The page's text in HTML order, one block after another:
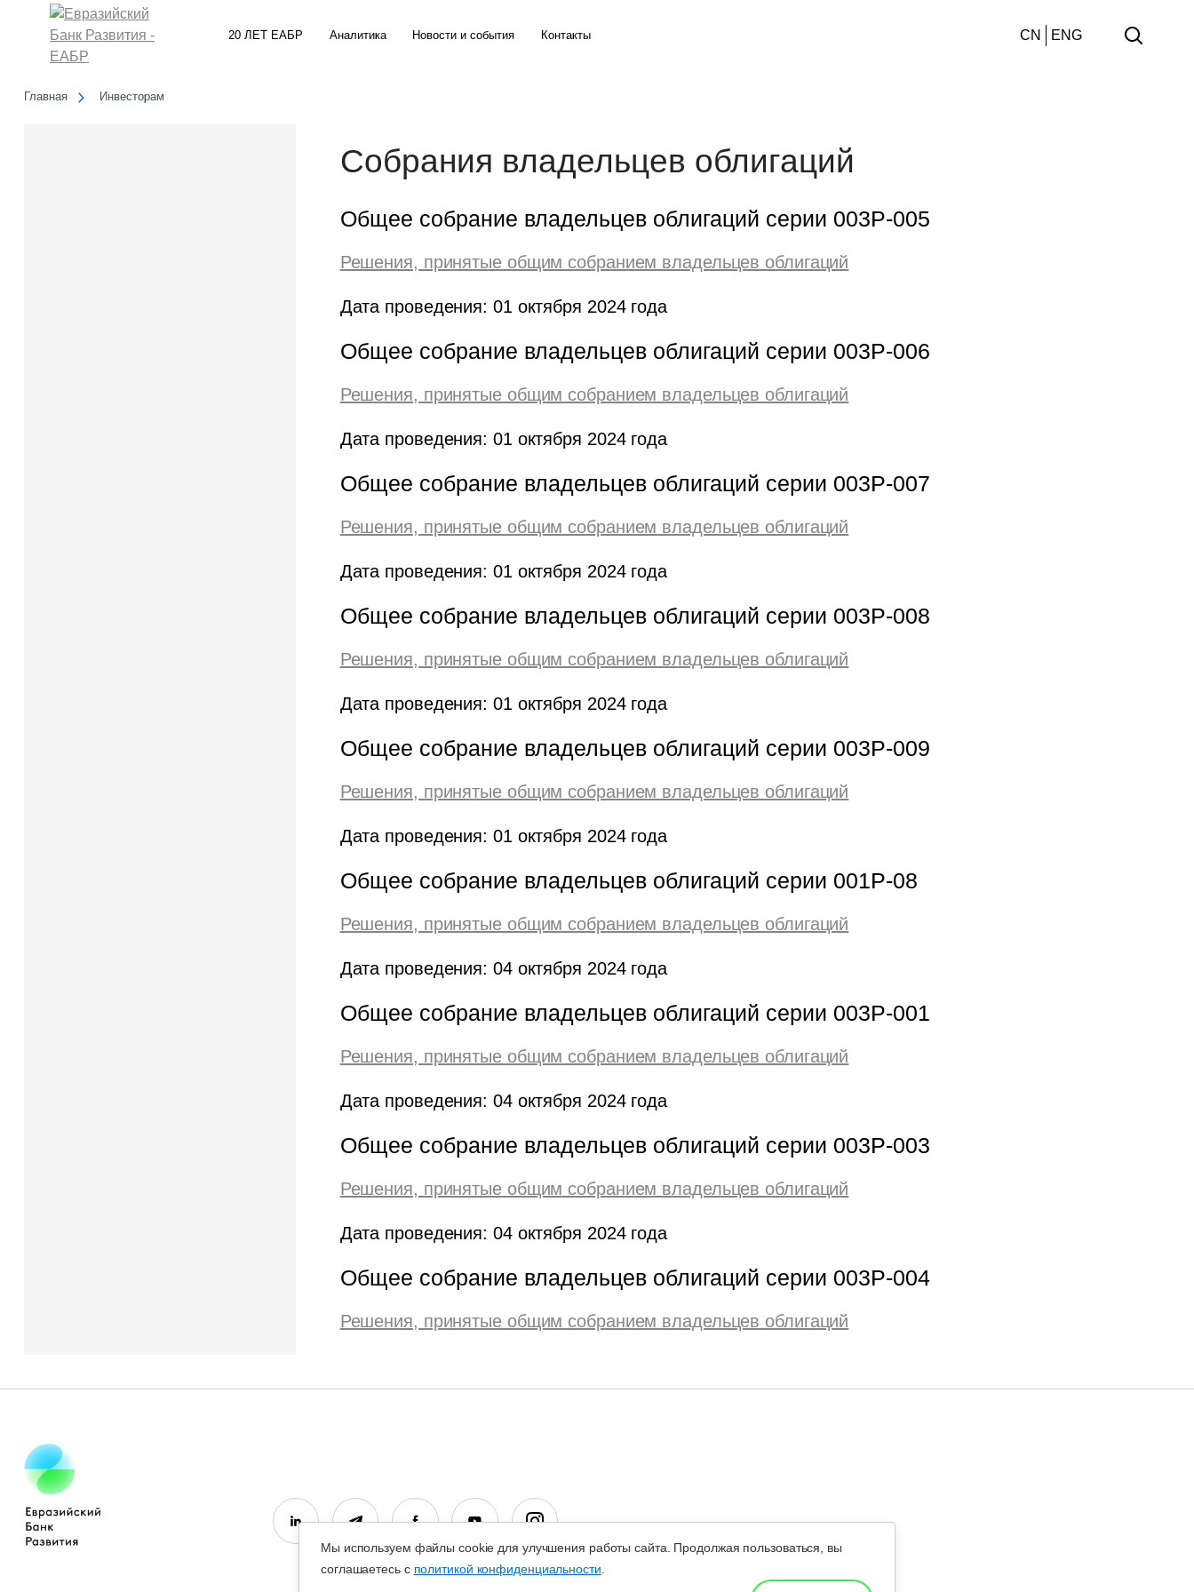
20 ЛЕТ ЕАБР Аналитика Новости и события Контакты CN ENG
Главная Инвесторам
Собрания владельцев облигаций
Общее собрание владельцев облигаций серии 003Р-005
Решения, принятые общим собранием владельцев облигаций
Дата проведения: 01 октября 2024 года
Общее собрание владельцев облигаций серии 003Р-006
Решения, принятые общим собранием владельцев облигаций
Дата проведения: 01 октября 2024 года
Общее собрание владельцев облигаций серии 003Р-007
Решения, принятые общим собранием владельцев облигаций
Дата проведения: 01 октября 2024 года
Общее собрание владельцев облигаций серии 003Р-008
Решения, принятые общим собранием владельцев облигаций
Дата проведения: 01 октября 2024 года
Общее собрание владельцев облигаций серии 003Р-009
Решения, принятые общим собранием владельцев облигаций
Дата проведения: 01 октября 2024 года
Общее собрание владельцев облигаций серии 001Р-08
Решения, принятые общим собранием владельцев облигаций
Дата проведения: 04 октября 2024 года
Общее собрание владельцев облигаций серии 003Р-001
Решения, принятые общим собранием владельцев облигаций
Дата проведения: 04 октября 2024 года
Общее собрание владельцев облигаций серии 003Р-003
Решения, принятые общим собранием владельцев облигаций
Дата проведения: 04 октября 2024 года
Общее собрание владельцев облигаций серии 003Р-004
Решения, принятые общим собранием владельцев облигаций
Мы используем файлы cookie для улучшения работы сайта. Продолжая пользоваться, вы
соглашаетесь с политикой конфиденциальности.